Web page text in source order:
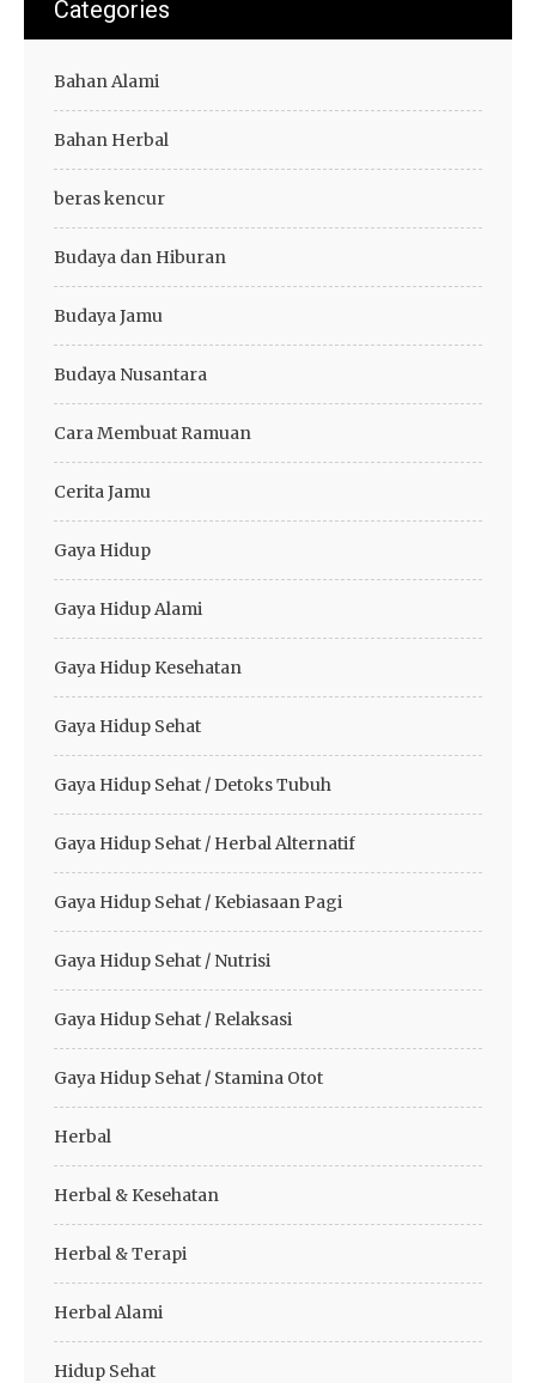
Categories
Bahan Alami
Bahan Herbal
beras kencur
Budaya dan Hiburan
Budaya Jamu
Budaya Nusantara
Cara Membuat Ramuan
Cerita Jamu
Gaya Hidup
Gaya Hidup Alami
Gaya Hidup Kesehatan
Gaya Hidup Sehat
Gaya Hidup Sehat / Detoks Tubuh
Gaya Hidup Sehat / Herbal Alternatif
Gaya Hidup Sehat / Kebiasaan Pagi
Gaya Hidup Sehat / Nutrisi
Gaya Hidup Sehat / Relaksasi
Gaya Hidup Sehat / Stamina Otot
Herbal
Herbal & Kesehatan
Herbal & Terapi
Herbal Alami
Hidup Sehat